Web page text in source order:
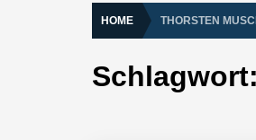
HOME THORSTEN